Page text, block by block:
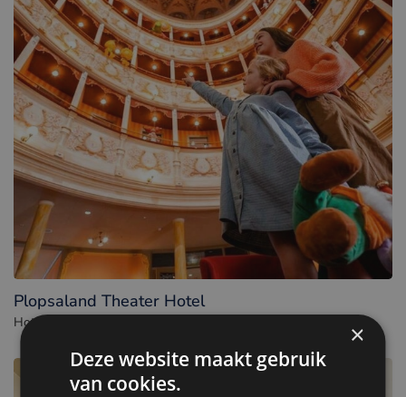
Plopsaland Theater Hotel
Hotel à De Panne. - Belgique ×
Deze website maakt gebruik
van cookies.